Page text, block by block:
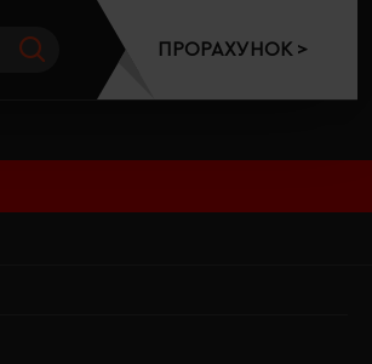
ПРОРАХУНОК >